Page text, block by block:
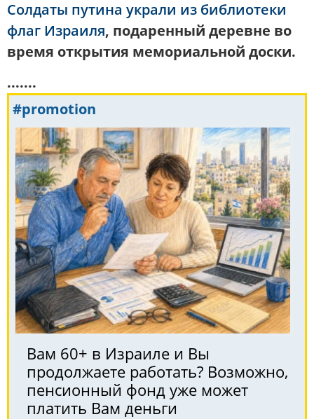
Солдаты путина украли из библиотеки
флаг Израиля, подаренный деревне во
время открытия мемориальной доски.
.......
#promotion
Вам 60+ в Израиле и Вы
продолжаете работать? Возможно,
пенсионный фонд уже может
платить Вам деньги